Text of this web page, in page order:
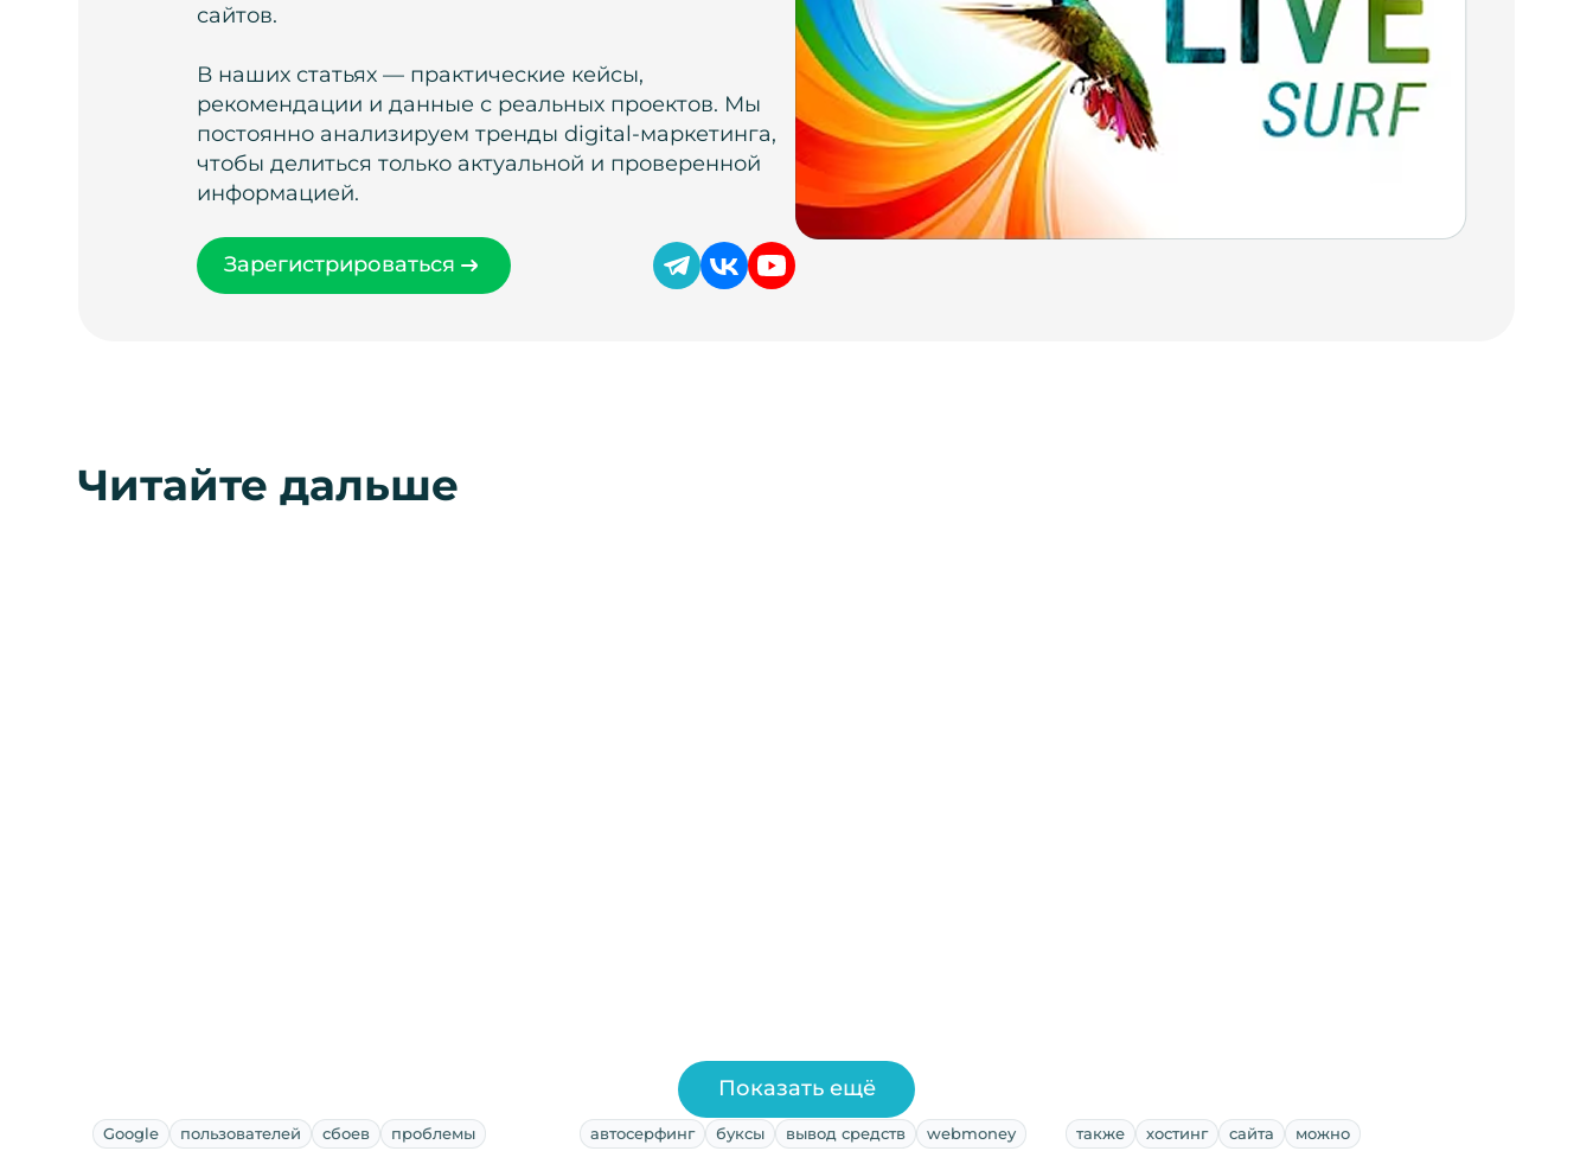
сайтов.
В наших статьях — практические кейсы,
рекомендации и данные с реальных проектов. Мы
постоянно анализируем тренды digital-маркетинга,
чтобы делиться только актуальной и проверенной
информацией.
Зарегистрироваться
Читайте дальше
Google пользователей сбоев проблемы автосерфинг буксы вывод средств webmoney также хостинг сайта можно
Показать ещё